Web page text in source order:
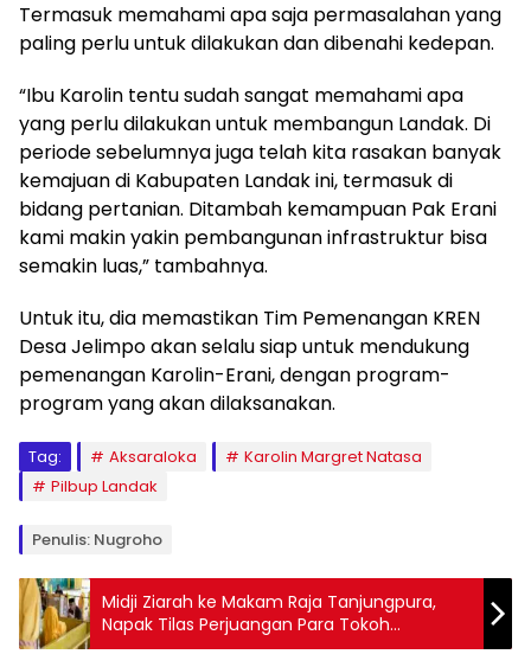
Termasuk memahami apa saja permasalahan yang
paling perlu untuk dilakukan dan dibenahi kedepan.
“Ibu Karolin tentu sudah sangat memahami apa
yang perlu dilakukan untuk membangun Landak. Di
periode sebelumnya juga telah kita rasakan banyak
kemajuan di Kabupaten Landak ini, termasuk di
bidang pertanian. Ditambah kemampuan Pak Erani
kami makin yakin pembangunan infrastruktur bisa
semakin luas,” tambahnya.
Untuk itu, dia memastikan Tim Pemenangan KREN
Desa Jelimpo akan selalu siap untuk mendukung
pemenangan Karolin-Erani, dengan program-
program yang akan dilaksanakan.
Tag: Aksaraloka
Karolin Margret Natasa
Pilbup Landak
Penulis: Nugroho
Midji Ziarah ke Makam Raja Tanjungpura,
Napak Tilas Perjuangan Para Tokoh
Pemersatu Kalbar